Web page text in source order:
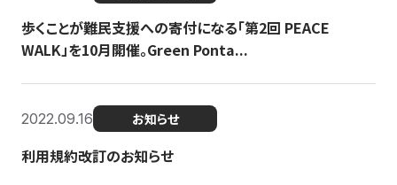
歩くことが難民支援への寄付になる「第2回 PEACE
WALK」を10月開催。Green Ponta...
2022.09.16 お知らせ
利用規約改訂のお知らせ